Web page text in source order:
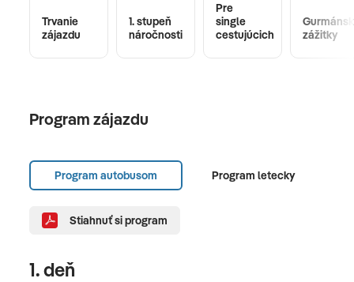
Trvanie
zájazdu
1. stupeň
náročnosti
Pre
single
cestujúcich
zážitky
Program zájazdu
Program autobusom Program letecky
Stiahnuť si program
1. deň